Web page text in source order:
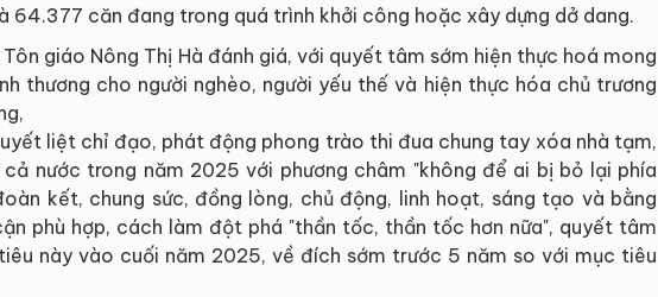
64.377 căn đang trong quá trình khởi công hoặc xây dựng dở dang.
giáo Nông Thị Hà đánh giá, với quyết tâm sớm hiện thực hoá mong
thương cho người nghèo, người yếu thế và hiện thực hóa chủ trương
liệt chỉ đạo, phát động phong trào thi đua chung tay xóa nhà tạm,
nước trong năm 2025 với phương châm "không để ai bị bỏ lại phía
kết, chung sức, đồng lòng, chủ động, linh hoạt, sáng tạo và bằng
phù hợp, cách làm đột phá "thần tốc, thần tốc hơn nữa", quyết tâm
này vào cuối năm 2025, về đích sớm trước 5 năm so với mục tiêu